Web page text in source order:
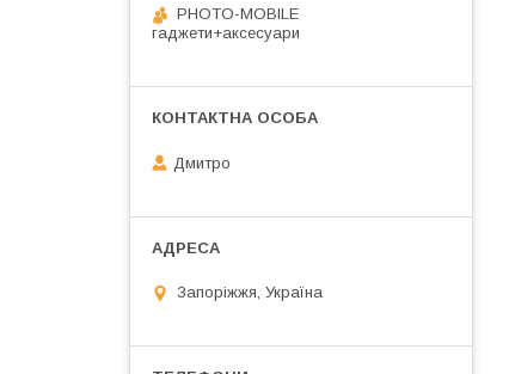
PHOTO-MOBILE
гаджети+аксесуари
Дмитро
Запоріжжя, Україна